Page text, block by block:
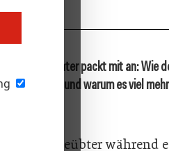
aus, die Tochter packt mit an: Wie
hat und warum es viel
Ungeübter während